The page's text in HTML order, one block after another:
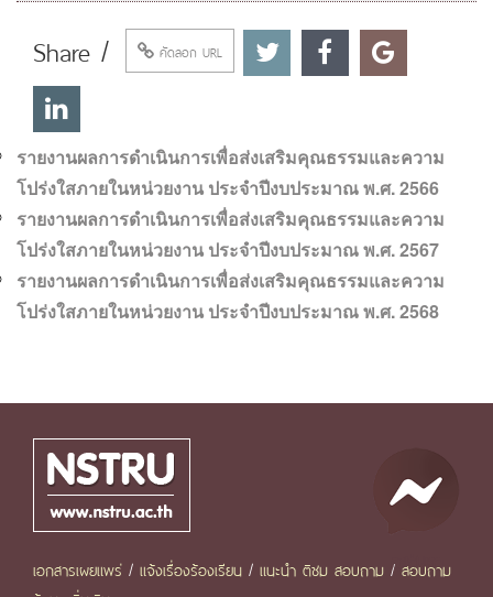
Share / คัดลอก URL
รายงานผลการดำเนินการเพื่อส่งเสริมคุณธรรมและความ
โปร่งใสภายในหน่วยงาน ประจำปีงบประมาณ พ.ศ. 2566
รายงานผลการดำเนินการเพื่อส่งเสริมคุณธรรมและความ
โปร่งใสภายในหน่วยงาน ประจำปีงบประมาณ พ.ศ. 2567
รายงานผลการดำเนินการเพื่อส่งเสริมคุณธรรมและความ
โปร่งใสภายในหน่วยงาน ประจำปีงบประมาณ พ.ศ. 2568
เอกสารเผยแพร่ / แจ้งเรื่องร้องเรียน / แนะนำ ติชม สอบถาม / สอบถาม
คุยกับเรา